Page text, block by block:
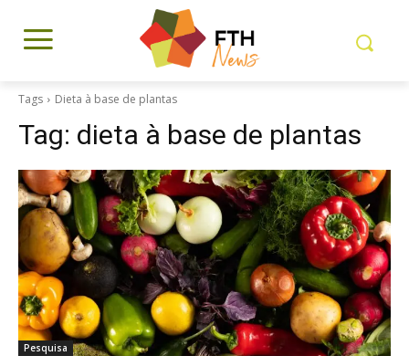
Tags Dieta à base de plantas
Tag: dieta à base de plantas
Pesquisa